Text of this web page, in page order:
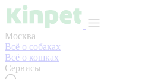
Москва
Всё о собаках
Всё о кошках
Сервисы